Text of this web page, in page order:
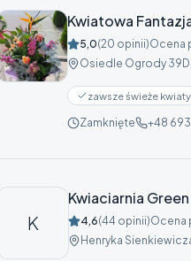
Kwiatowa
5,0(20 opinii)Ocena
Osiedle Ogrody
zawsze świeże kwiaty
Zamknięte +48
K
Kwiaciarnia
4,6(44 opinii)Ocena
Henryka